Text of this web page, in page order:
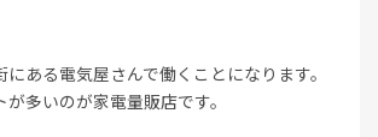
ある電気屋さんで働くことになります。
多いのが家電量販店です。